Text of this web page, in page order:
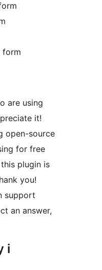
form
are using
it!
open-source
for free
plugin is
you!
support
an answer,
i